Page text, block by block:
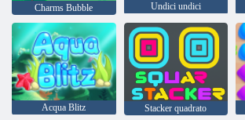
Charms Bubble Undici undici
Acqua Blitz Stacker quadrato